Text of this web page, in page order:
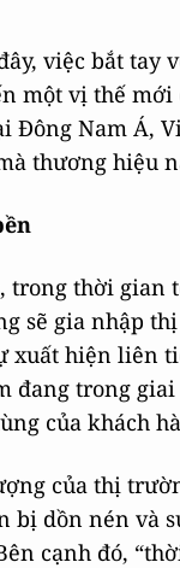
việc bắt
một vị thế
Đông Nam Á,
thương hiệu
trong thời
sẽ gia nhập
xuất hiện liên
đang trong
của khách
của thị
bị dồn nén và
cạnh đó,